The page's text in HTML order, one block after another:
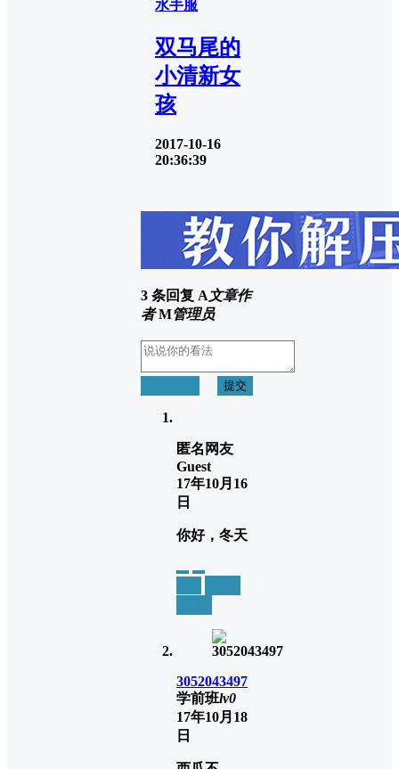
水手服
双马尾的
小清新女
孩
2017-10-16
20:36:39
3 条回复 A文章作
者 M管理员
提交
匿名网友
Guest
17年10月16
日
你好，冬天
3052043497
学前班lv0
17年10月18
日